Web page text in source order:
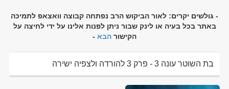
- גולשים יקרים: לאור הביקוש הרב נפתחה קבוצה וואצאפ לתמיכה
באתר בכל בעיה או לינק שבור ניתן לפנות אלינו על ידי לחיצה על
הקישור הבא -
בת השוטר עונה 3 - פרק 3 להורדה ולצפיה ישירה